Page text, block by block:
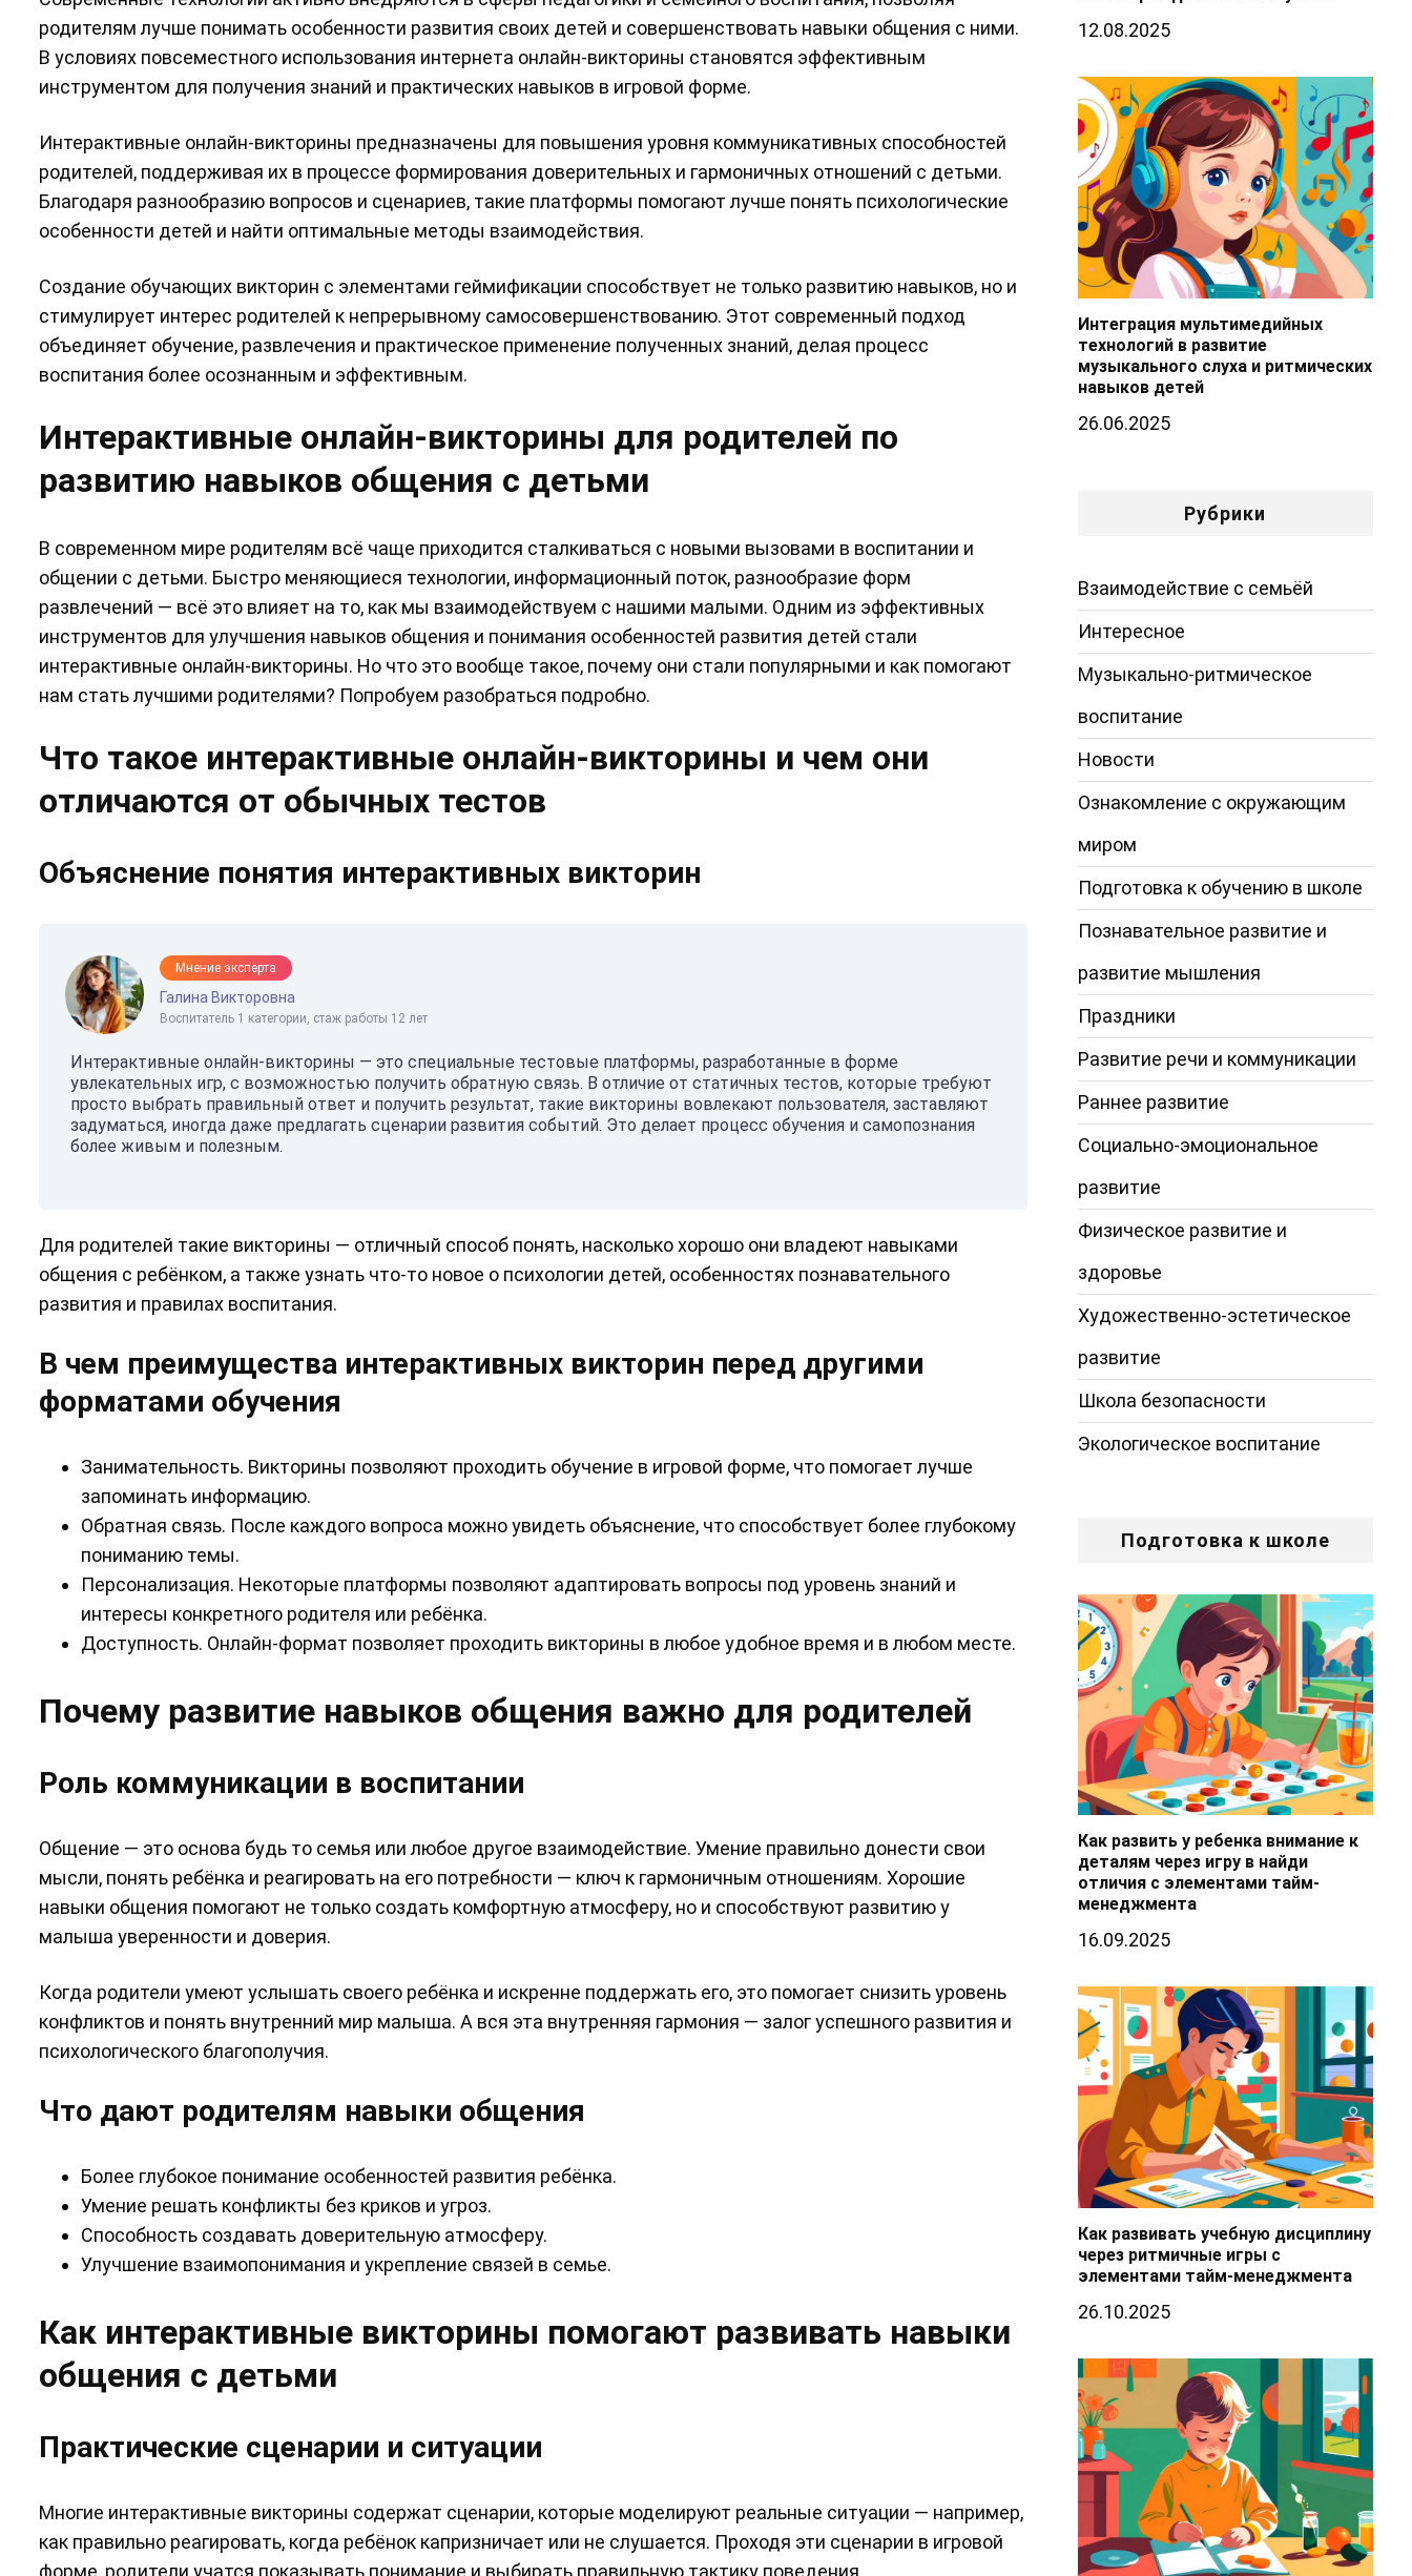
родителям лучше понимать особенности развития своих детей и совершенствовать навыки общения с ними.
В условиях повсеместного использования интернета онлайн-викторины становятся эффективным
инструментом для получения знаний и практических навыков в игровой форме.
Интерактивные онлайн-викторины предназначены для повышения уровня коммуникативных способностей
родителей, поддерживая их в процессе формирования доверительных и гармоничных отношений с детьми.
Благодаря разнообразию вопросов и сценариев, такие платформы помогают лучше понять психологические
особенности детей и найти оптимальные методы взаимодействия.
Создание обучающих викторин с элементами геймификации способствует не только развитию навыков, но и
стимулирует интерес родителей к непрерывному самосовершенствованию. Этот современный подход
объединяет обучение, развлечения и практическое применение полученных знаний, делая процесс
воспитания более осознанным и эффективным.
Интерактивные онлайн-викторины для родителей по
развитию навыков общения с детьми
В современном мире родителям всё чаще приходится сталкиваться с новыми вызовами в воспитании и
общении с детьми. Быстро меняющиеся технологии, информационный поток, разнообразие форм
развлечений — всё это влияет на то, как мы взаимодействуем с нашими малыми. Одним из эффективных
инструментов для улучшения навыков общения и понимания особенностей развития детей стали
интерактивные онлайн-викторины. Но что это вообще такое, почему они стали популярными и как помогают
нам стать лучшими родителями? Попробуем разобраться подробно.
Что такое интерактивные онлайн-викторины и чем они
отличаются от обычных тестов
Объяснение понятия интерактивных викторин
Мнение эксперта
Галина Викторовна
Воспитатель 1 категории, стаж работы 12 лет
Интерактивные онлайн-викторины — это специальные тестовые платформы, разработанные в форме
увлекательных игр, с возможностью получить обратную связь. В отличие от статичных тестов, которые требуют
просто выбрать правильный ответ и получить результат, такие викторины вовлекают пользователя, заставляют
задуматься, иногда даже предлагать сценарии развития событий. Это делает процесс обучения и самопознания
более живым и полезным.
Для родителей такие викторины — отличный способ понять, насколько хорошо они владеют навыками
общения с ребёнком, а также узнать что-то новое о психологии детей, особенностях познавательного
развития и правилах воспитания.
В чем преимущества интерактивных викторин перед другими
форматами обучения
Занимательность. Викторины позволяют проходить обучение в игровой форме, что помогает лучше
запоминать информацию.
Обратная связь. После каждого вопроса можно увидеть объяснение, что способствует более глубокому
пониманию темы.
Персонализация. Некоторые платформы позволяют адаптировать вопросы под уровень знаний и
интересы конкретного родителя или ребёнка.
Доступность. Онлайн-формат позволяет проходить викторины в любое удобное время и в любом месте.
Почему развитие навыков общения важно для родителей
Роль коммуникации в воспитании
Общение — это основа будь то семья или любое другое взаимодействие. Умение правильно донести свои
мысли, понять ребёнка и реагировать на его потребности — ключ к гармоничным отношениям. Хорошие
навыки общения помогают не только создать комфортную атмосферу, но и способствуют развитию у
малыша уверенности и доверия.
Когда родители умеют услышать своего ребёнка и искренне поддержать его, это помогает снизить уровень
конфликтов и понять внутренний мир малыша. А вся эта внутренняя гармония — залог успешного развития и
психологического благополучия.
Что дают родителям навыки общения
Более глубокое понимание особенностей развития ребёнка.
Умение решать конфликты без криков и угроз.
Способность создавать доверительную атмосферу.
Улучшение взаимопонимания и укрепление связей в семье.
Как интерактивные викторины помогают развивать навыки
общения с детьми
Практические сценарии и ситуации
Многие интерактивные викторины содержат сценарии, которые моделируют реальные ситуации — например,
как правильно реагировать, когда ребёнок капризничает или не слушается. Проходя эти сценарии в игровой
форме, родители учатся показывать понимание и выбирать правильную тактику поведения.
12.08.2025
Интеграция мультимедийных
технологий в развитие
музыкального слуха и ритмических
навыков детей
26.06.2025
Рубрики
Взаимодействие с семьёй
Интересное
Музыкально-ритмическое
воспитание
Новости
Ознакомление с окружающим
миром
Подготовка к обучению в школе
Познавательное развитие и
развитие мышления
Праздники
Развитие речи и коммуникации
Раннее развитие
Социально-эмоциональное
развитие
Физическое развитие и
здоровье
Художественно-эстетическое
развитие
Школа безопасности
Экологическое воспитание
Подготовка к школе
Как развить у ребенка внимание к
деталям через игру в найди
отличия с элементами тайм-
менеджмента
16.09.2025
Как развивать учебную дисциплину
через ритмичные игры с
элементами тайм-менеджмента
26.10.2025